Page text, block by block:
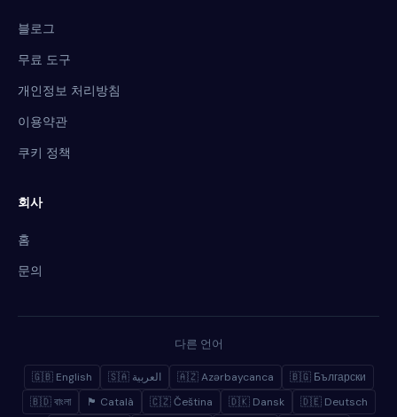
블로그
무료 도구
개인정보 처리방침
이용약관
쿠키 정책
회사
홈
문의
다른 언어
🇬🇧 English 🇸🇦 العربية 🇦🇿 Azərbaycanca
🇧🇬 Български
🇧🇩 বাংলা
🏴 Català 🇨🇿 Čeština 🇩🇰 Dansk 🇩🇪 Deutsch